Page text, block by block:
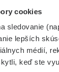
cookies
sledovanie
lepších
médií,
keď ste